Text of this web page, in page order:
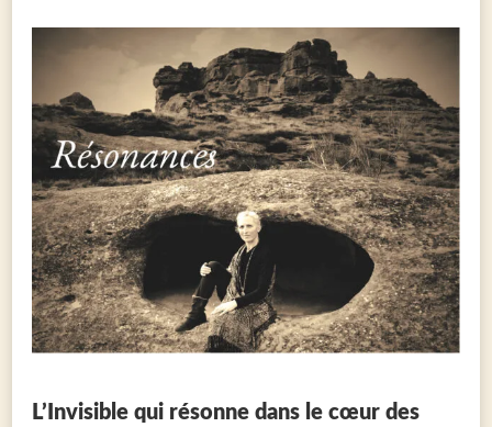
L’Invisible qui résonne dans le cœur des